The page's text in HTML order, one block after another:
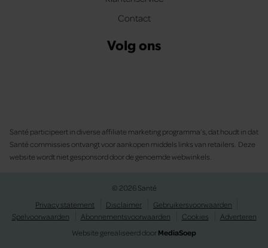
Contact
Volg ons
Santé participeert in diverse affiliate marketing programma’s, dat houdt in dat
Santé commissies ontvangt voor aankopen middels links van retailers. Deze
website wordt niet gesponsord door de genoemde webwinkels.
© 2026 Santé
Privacy statement
Disclaimer
Gebruikersvoorwaarden
Spelvoorwaarden
Abonnementsvoorwaarden Cookies
Adverteren
Website gerealiseerd doorMediaSoep